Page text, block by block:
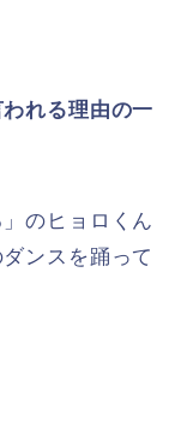
れる理由の一
のヒョロくん
ンスを踊って